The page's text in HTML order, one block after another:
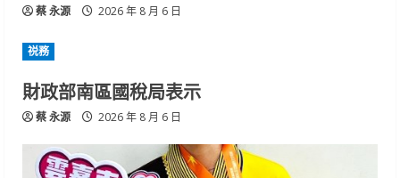
蔡 永源 2026 年 8 月 6 日
祱務
財政部南區國稅局表示
蔡 永源 2026 年 8 月 6 日